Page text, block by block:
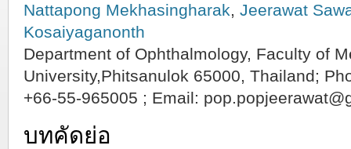
Nattapong Mekhasingharak, Jeerawat
Kosaiyaganonth
Department of Ophthalmology, Faculty of
University,Phitsanulok 65000, Thailand;
+66-55-965005 ; Email:
บทคัดย่อ